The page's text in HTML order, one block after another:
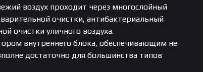
воздух проходит через многослойный
очистки, антибактериальный
очистки уличного воздуха.
внутреннего блока, обеспечивающим не
достаточно для большинства типов